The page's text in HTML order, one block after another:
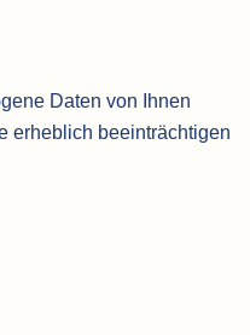
Daten von Ihnen
erheblich beeinträchtigen